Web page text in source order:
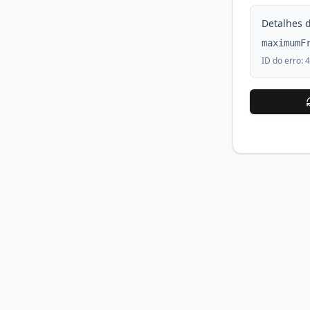
Detalhes
ID do erro: